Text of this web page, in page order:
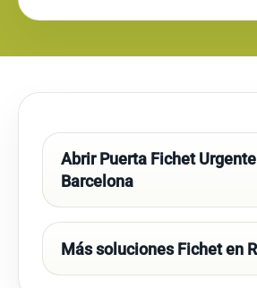
Abrir Puerta Fichet Urgente
Barcelona
Más soluciones Fichet en